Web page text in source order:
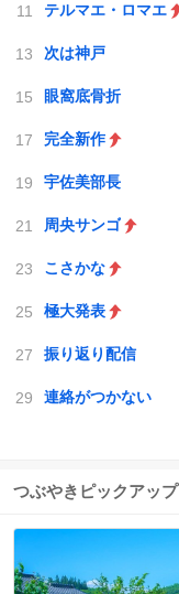
テルマエ・ロマエ
次は神戸
眼窩底骨折
完全新作
宇佐美部長
周央サンゴ
こさかな
極大発表
振り返り配信
連絡がつかない
つぶやきピックアップ